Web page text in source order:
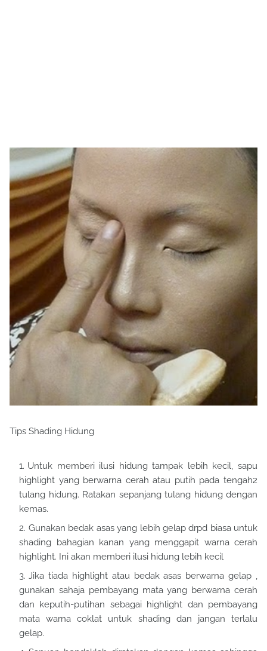
Tips Shading Hidung
Untuk memberi ilusi hidung tampak lebih kecil, sapu
highlight yang berwarna cerah atau putih pada tengah2
tulang hidung. Ratakan sepanjang tulang hidung dengan
kemas.
Gunakan bedak asas yang lebih gelap drpd biasa untuk
shading bahagian kanan yang menggapit warna cerah
highlight. Ini akan memberi ilusi hidung lebih kecil
Jika tiada highlight atau bedak asas berwarna gelap ,
gunakan sahaja pembayang mata yang berwarna cerah
dan keputih-putihan sebagai highlight dan pembayang
mata warna coklat untuk shading dan jangan terlalu
gelap.